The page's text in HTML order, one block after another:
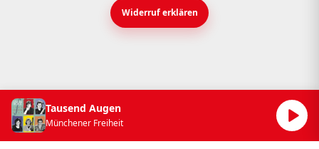
Widerruf erklären
Tausend Augen
Münchener Freiheit